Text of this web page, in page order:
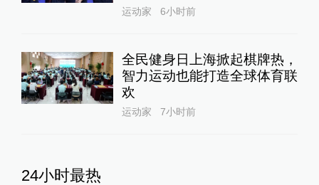
运动家 6小时前
全民健身日上海掀起棋牌热，
智力运动也能打造全球体育联
欢
运动家 7小时前
24小时最热